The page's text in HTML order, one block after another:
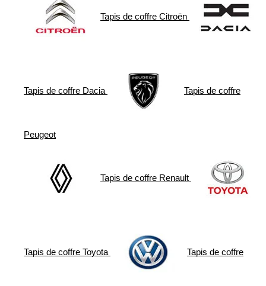
Tapis de coffre Citroën
Tapis de coffre Dacia Tapis de coffre
Peugeot
Tapis de coffre Renault
Tapis de coffre Toyota Tapis de coffre